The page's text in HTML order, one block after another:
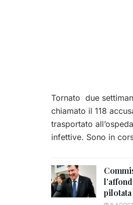
Tornato due
chiamato il 118
trasportato
infettive. Sono in